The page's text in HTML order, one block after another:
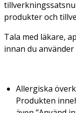
produkter och
Tala med läkare,
innan du använder
Allergiska
Produkten